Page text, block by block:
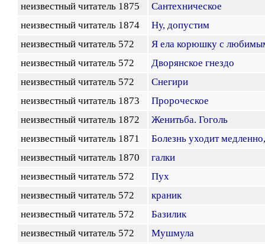
неизвестный читатель 1875
Сантехническое
неизвестный читатель 1874
Ну, допустим
неизвестный читатель 572
Я ела корюшку с
неизвестный читатель 572
Дворянское гнездо
неизвестный читатель 572
Снегири
неизвестный читатель 1873
Пророческое
неизвестный читатель 1872
Женитьба. Гоголь
неизвестный читатель 1871
Болезнь уходит
неизвестный читатель 1870
галки
неизвестный читатель 572
Пух
неизвестный читатель 572
краник
неизвестный читатель 572
Базилик
неизвестный читатель 572
Мушмула